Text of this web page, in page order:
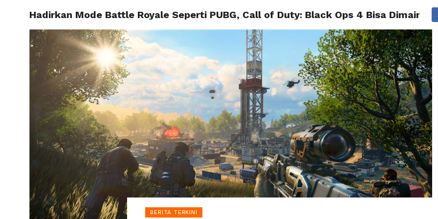
HOME BERITA TIPS & TRIK REVIEW PRESS RELEASE
Hadirkan Mode Battle Royale Seperti PUBG, Call of Duty: Black Ops 4 Bisa
BERITA TERKINI